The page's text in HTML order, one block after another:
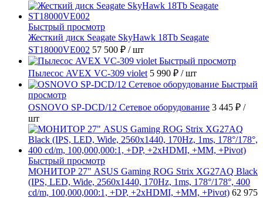
Быстрый просмотр
Жесткий диск Seagate SkyHawk 18Tb Seagate
ST18000VE002 57 500 ₽ / шт
Быстрый просмотр
Пылесос AVEX VC-309 violet 5 990 ₽ / шт
Быстрый
просмотр
OSNOVO SP-DCD/12 Сетевое оборудование 3 445 ₽ /
шт
Быстрый просмотр
МОНИТОР 27" ASUS Gaming ROG Strix XG27AQ Black
(IPS, LED, Wide, 2560x1440, 170Hz, 1ms, 178°/178°, 400
cd/m, 100,000,000:1, +DP, +2хHDMI, +MM, +Pivot) 62 975